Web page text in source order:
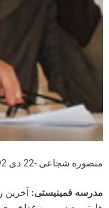
منصوره شجاعی -22 دی 1392
مدرسه فمینیستی: آخرین